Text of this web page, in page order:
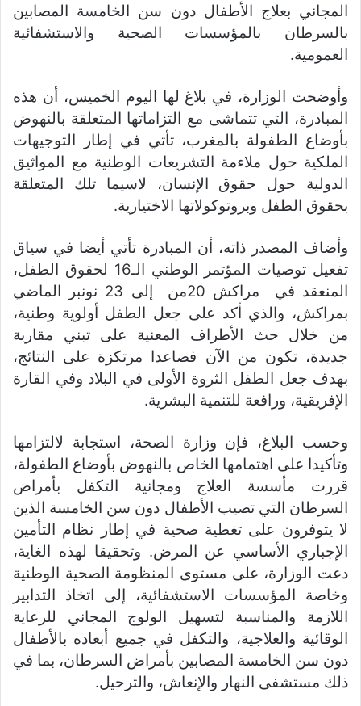
المجاني بعلاج الأطفال دون سن الخامسة المصابين
بالسرطان بالمؤسسات الصحية والاستشفائية
العمومية.
وأوضحت الوزارة، في بلاغ لها اليوم الخميس، أن هذه
المبادرة، التي تتماشى مع التزاماتها المتعلقة بالنهوض
بأوضاع الطفولة بالمغرب، تأتي في إطار التوجيهات
الملكية حول ملاءمة التشريعات الوطنية مع المواثيق
الدولية حول حقوق الإنسان، لاسيما تلك المتعلقة
بحقوق الطفل وبروتوكولاتها الاختيارية.
وأضاف المصدر ذاته، أن المبادرة تأتي أيضا في سياق
تفعيل توصيات المؤتمر الوطني الـ16 لحقوق الطفل،
المنعقد في مراكش 20من إلى 23 نونبر الماضي
بمراكش، والذي أكد على جعل الطفل أولوية وطنية،
من خلال حث الأطراف المعنية على تبني مقاربة
جديدة، تكون من الآن فصاعدا مرتكزة على النتائج،
بهدف جعل الطفل الثروة الأولى في البلاد وفي القارة
الإفريقية، ورافعة للتنمية البشرية.
وحسب البلاغ، فإن وزارة الصحة، استجابة لالتزامها
وتأكيدا على اهتمامها الخاص بالنهوض بأوضاع الطفولة،
قررت مأسسة العلاج ومجانية التكفل بأمراض
السرطان التي تصيب الأطفال دون سن الخامسة الذين
لا يتوفرون على تغطية صحية في إطار نظام التأمين
الإجباري الأساسي عن المرض. وتحقيقا لهذه الغاية،
دعت الوزارة، على مستوى المنظومة الصحية الوطنية
وخاصة المؤسسات الاستشفائية، إلى اتخاذ التدابير
اللازمة والمناسبة لتسهيل الولوج المجاني للرعاية
الوقائية والعلاجية، والتكفل في جميع أبعاده بالأطفال
دون سن الخامسة المصابين بأمراض السرطان، بما في
ذلك مستشفى النهار والإنعاش، والترحيل.